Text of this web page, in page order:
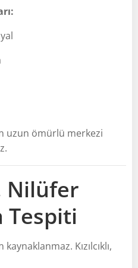
uzun ömürlü merkezi
Nilüfer
Tespiti
Kızılcıklı,